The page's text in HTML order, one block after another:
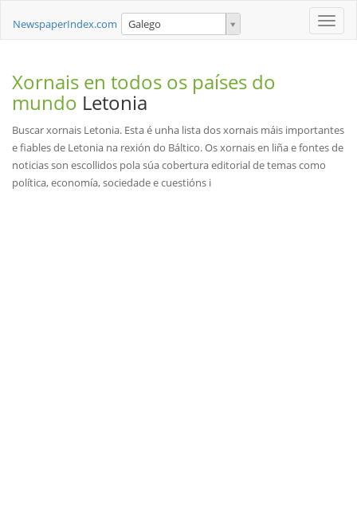
Toggle
NewspaperIndex.com Galego
Xornais en todos os países do
mundo Letonia
Buscar xornais Letonia. Esta é unha lista dos xornais máis importantes
e fiables de Letonia na rexión do Báltico. Os xornais en liña e fontes de
noticias son escollidos pola súa cobertura editorial de temas como
política, economía, sociedade e cuestións i